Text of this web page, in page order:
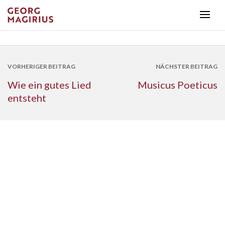
VORHERIGER BEITRAG
Wie ein gutes Lied
entsteht
NÄCHSTER BEITRAG
Musicus Poeticus